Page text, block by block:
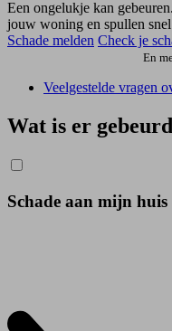
Een ongelukje kan
jouw woning en spullen
Schade melden Check je
En meld
Veelgestelde vragen
Wat is er
Schade aan mijn